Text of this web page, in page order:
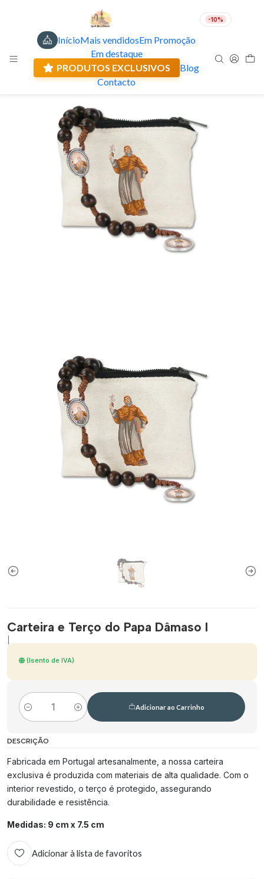
-10%
InícioMais vendidosEm Promoção
Em destaque
PRODUTOS EXCLUSIVOS
Blog
Contacto
EUR
🇵🇹 FABRICADO EM PORTUGAL
Carteira e Terço do Papa Dâmaso I
(Isento de IVA)
Quantidade
Adicionar ao Carrinho
DESCRIÇÃO
Fabricada em Portugal artesanalmente, a nossa carteira
exclusiva é produzida com materiais de alta qualidade. Com o
interior revestido, o terço é protegido, assegurando
durabilidade e resistência.
Medidas: 9 cm x 7.5 cm
Adicionar à lista de favoritos